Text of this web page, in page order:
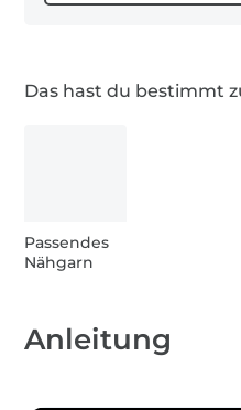
Artikel C-3185 zum
0,7 m
Das hast du bestimmt
Passendes
Nähgarn
Anleitung